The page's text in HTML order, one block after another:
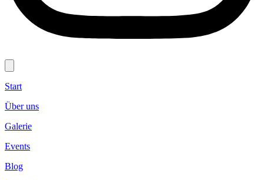
Start
Über uns
Galerie
Events
Blog